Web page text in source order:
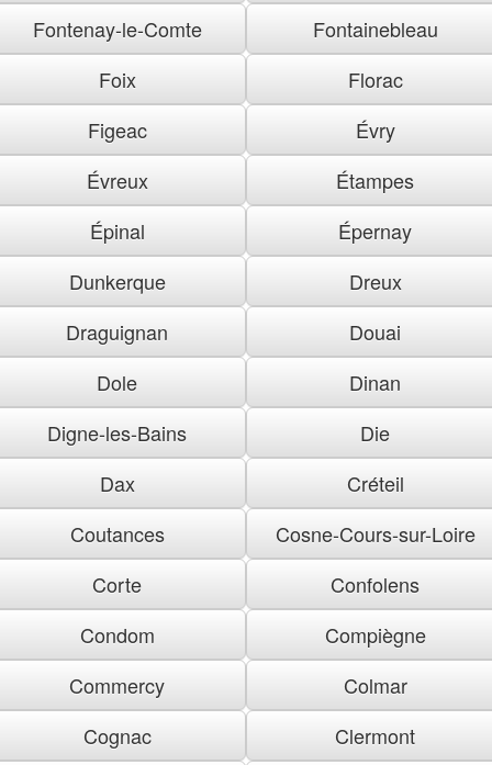
Fontenay-le-Comte
Fontainebleau
Foix
Florac
Figeac
Évry
Évreux
Étampes
Épinal
Épernay
Dunkerque
Dreux
Draguignan
Douai
Dole
Dinan
Digne-les-Bains
Die
Dax
Créteil
Coutances
Cosne-Cours-sur-Loire
Corte
Confolens
Condom
Compiègne
Commercy
Colmar
Cognac
Clermont